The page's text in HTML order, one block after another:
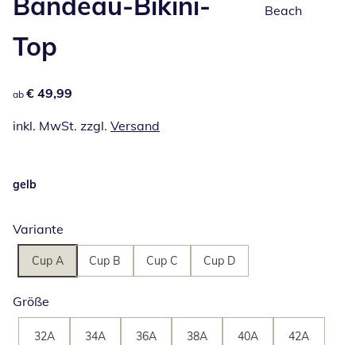
Top
€ 49,99
ab € 49,99
inkl. MwSt. zzgl. Versand
Beach
gelb
Variante
Cup A Cup B Cup C Cup D
Größe
32A 34A 36A 38A 40A 42A